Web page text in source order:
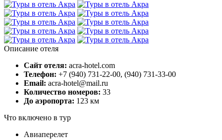
Описание отеля
Сайт отеля: acra-hotel.com
Телефон: +7 (940) 731-22-00, (940) 731-33-00
Email: acra-hotel@mail.ru
Количество номеров: 33
До аэропорта: 123 км
Что включено в тур
Авиаперелет